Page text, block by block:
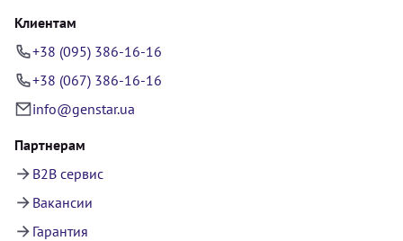
Клиентам
+38 (095) 386-16-16
+38 (067) 386-16-16
info@genstar.ua
Партнерам
B2B сервис
Вакансии
Гарантия